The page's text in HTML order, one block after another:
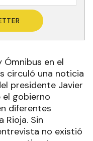
de Formosa
por Gildo
Presidente.
en Formosa no se
presidencia”,
sociales.
tu email